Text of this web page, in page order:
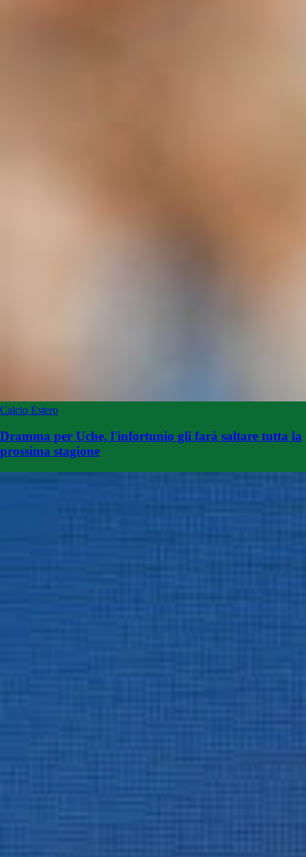
Calcio Estero
Dramma per Uche, l'infortunio gli farà saltare tutta la
prossima stagione